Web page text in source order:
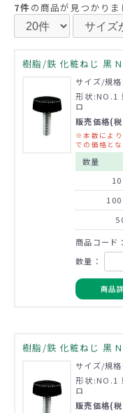
7件の商品が見つかりま
樹脂/鉄 化粧ねじ 黒
サイズ/規
形状:NO.1
ロ
販売価格(
※本数により
での価格とな
数量
商品コード
数量：
商品
樹脂/鉄 化粧ねじ 黒
サイズ/規
形状:NO.1
ロ
販売価格(